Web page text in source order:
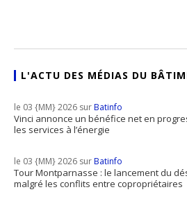
L'ACTU DES MÉDIAS DU
le 03 {MM} 2026 surBatinfo
Vinci annonce un bénéfice net en
les services à l’énergie
le 03 {MM} 2026 surBatinfo
Tour Montparnasse : le lancement du
malgré les conflits entre copropriétaires